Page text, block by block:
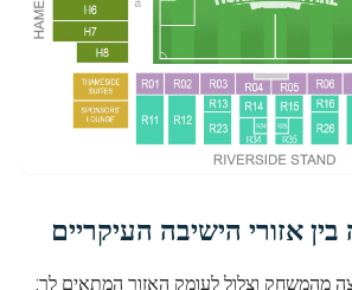
אזורי הישיבה העיקריים
מהמשחק וצלול לעומק האזור המתאים לך: